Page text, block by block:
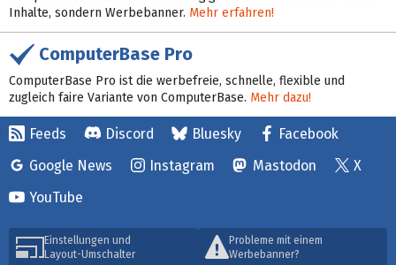
Inhalte, sondern Werbebanner. Mehr erfahren!
ComputerBase Pro
ComputerBase Pro ist die werbefreie, schnelle, flexible und
zugleich faire Variante von ComputerBase. Mehr dazu!
Feeds Discord Bluesky
Facebook
Google News
Instagram Mastodon
X
YouTube
Einstellungen und
Layout-Umschalter
Probleme mit einem
Werbebanner?